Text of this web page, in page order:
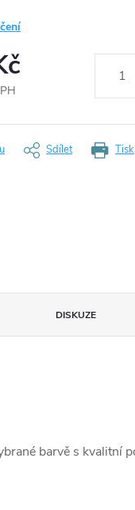
Tisk
Sdílet
DISKUZE
barvě s kvalitní